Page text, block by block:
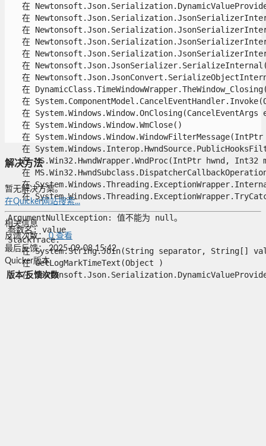
在
在
在
在
在
在
在
在
在
在 System.Windows.Window.OnClosing(CancelEventArgs
   在 System.Windows.Window.WmClose()
在
在
在 MS.Win32.HwndWrapper.WndProc(IntPtr hwnd,
在
在
在
ArgumentNullException: 值不能为 null。
参数名: value
StackTrace:
在 System.String.Join(String separator, String[]
   在 GetLogMarkTimeText(Object )
在
解决方法
暂无解决方案。
在Quicker网站搜索...
相关信息
反馈次数： 0查看
最后反馈： 2025-09-08 15:42
Quicker版本
版本 反馈次数